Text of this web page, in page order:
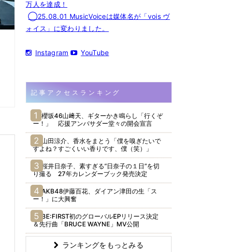
万人を達成！
◯25.08.01 MusicVoiceは媒体名が「vois ヴ
ォイス」に変わりました。
Instagram YouTube
記事アクセスランキング
櫻坂46山﨑天、ギターかき鳴らし「行くぞ
ー！」 応援アンバサダー堂々の開会宣言
山田涼介、香水をまとう「僕を嗅ぎたいで
すよね？すごくいい香りです、僕（笑）」
桜井日奈子、素すぎる“日奈子の１日”を切
り撮る 27年カレンダーブック発売決定
AKB48伊藤百花、ダイアン津田の生「ス
ー！」に大興奮
BE:FIRST初のグローバルEPリリース決定
＆先行曲「BRUCE WAYNE」MV公開
ランキングをもっとみる